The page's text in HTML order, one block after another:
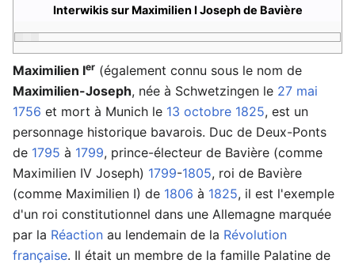
Interwikis sur Maximilien I Joseph de Bavière
Maximilien Ier (également connu sous le nom de
Maximilien-Joseph, née à Schwetzingen le 27 mai
1756 et mort à Munich le 13 octobre 1825, est un
personnage historique bavarois. Duc de Deux-Ponts
de 1795 à 1799, prince-électeur de Bavière (comme
Maximilien IV Joseph) 1799-1805, roi de Bavière
(comme Maximilien I) de 1806 à 1825, il est l'exemple
d'un roi constitutionnel dans une Allemagne marquée
par la Réaction au lendemain de la Révolution
française. Il était un membre de la famille Palatine de